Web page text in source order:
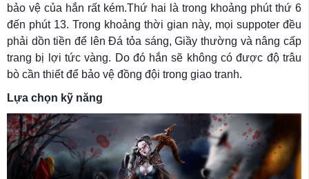
bảo vệ của hắn rất kém.Thứ hai là trong khoảng phút thứ 6
đến phút 13. Trong khoảng thời gian này, mọi suppoter đều
phải dồn tiền để lên Đá tỏa sáng, Giầy thường và nâng cấp
trang bị lợi tức vàng. Do đó hắn sẽ không có được độ trâu
bò cần thiết để bảo vệ đồng đội trong giao tranh.
Lựa chọn kỹ năng